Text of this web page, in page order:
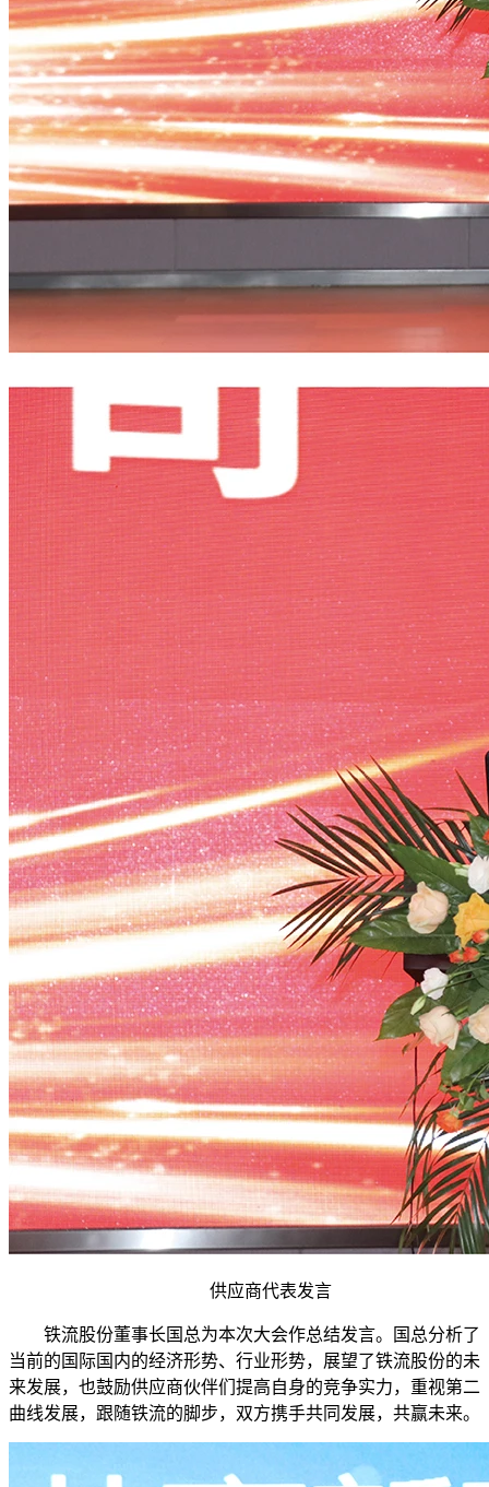
供应商代表发言
铁流股份董事长国总为本次大会作总结发言。国总分析了
当前的国际国内的经济形势、行业形势，展望了铁流股份的未
来发展，也鼓励供应商伙伴们提高自身的竞争实力，重视第二
曲线发展，跟随铁流的脚步，双方携手共同发展，共赢未来。